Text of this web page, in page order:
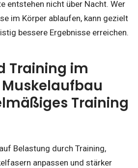
entstehen nicht über Nacht. Wer
im Körper ablaufen, kann gezielt
bessere Ergebnisse erreichen.
Training im
Muskelaufbau
Training
Belastung durch Training,
anpassen und stärker